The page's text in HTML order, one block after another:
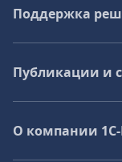
Поддержка
Публикации и
О компании 1C-